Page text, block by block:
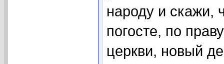
народу и скажи,
погосте, по
церкви, новый